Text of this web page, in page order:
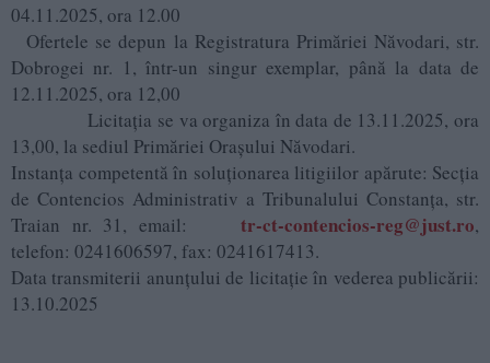
04.11.2025, ora 12.00
Ofertele se depun la Registratura Primăriei Năvodari, str.
Dobrogei nr. 1, într-un singur exemplar, până la data de
12.11.2025, ora 12,00
Licitaţia se va organiza în data de 13.11.2025, ora
13,00, la sediul Primăriei Orașului Năvodari.
Instanța competentă în soluționarea litigiilor apărute: Secția
de Contencios Administrativ a Tribunalului Constanța, str.
Traian nr. 31, email: tr-ct-contencios-reg@just.ro,
telefon: 0241606597, fax: 0241617413.
Data transmiterii anunțului de licitație în vederea publicării:
13.10.2025